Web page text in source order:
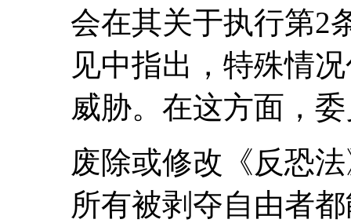
会在其关于执行第2
见中指出，特殊情
威胁。在这方面，
废除或修改《反恐
所有被剥夺自由者